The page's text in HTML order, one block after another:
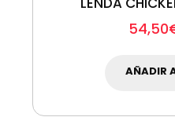
54,50
AÑADIR